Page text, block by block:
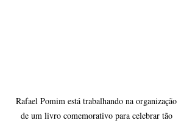
Rafael Pomim está trabalhando na organização
de um livro comemorativo para celebrar tão